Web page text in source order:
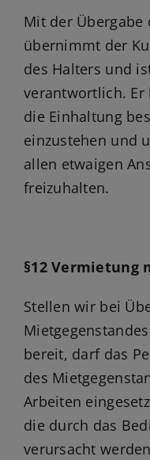
Mit der Übergabe
übernimmt der
des Halters und
verantwortlich. Er
die Einhaltung
einzustehen und
allen etwaigen
freizuhalten.
§12 Vermietung
Stellen wir bei
bereit, darf das
des
Arbeiten
die durch das
verursacht